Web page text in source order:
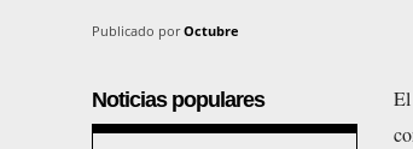
Publicado por Octubre
Noticias populares
El